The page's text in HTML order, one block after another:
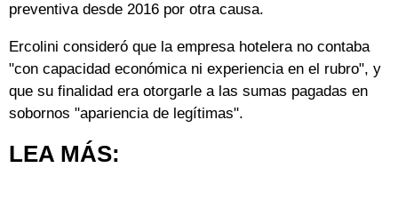
preventiva desde 2016 por otra causa.
Ercolini consideró que la empresa hotelera no contaba
"con capacidad económica ni experiencia en el rubro", y
que su finalidad era otorgarle a las sumas pagadas en
sobornos "apariencia de legítimas".
LEA MÁS: